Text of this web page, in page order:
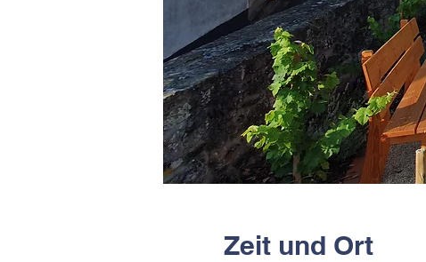
Zeit und Ort